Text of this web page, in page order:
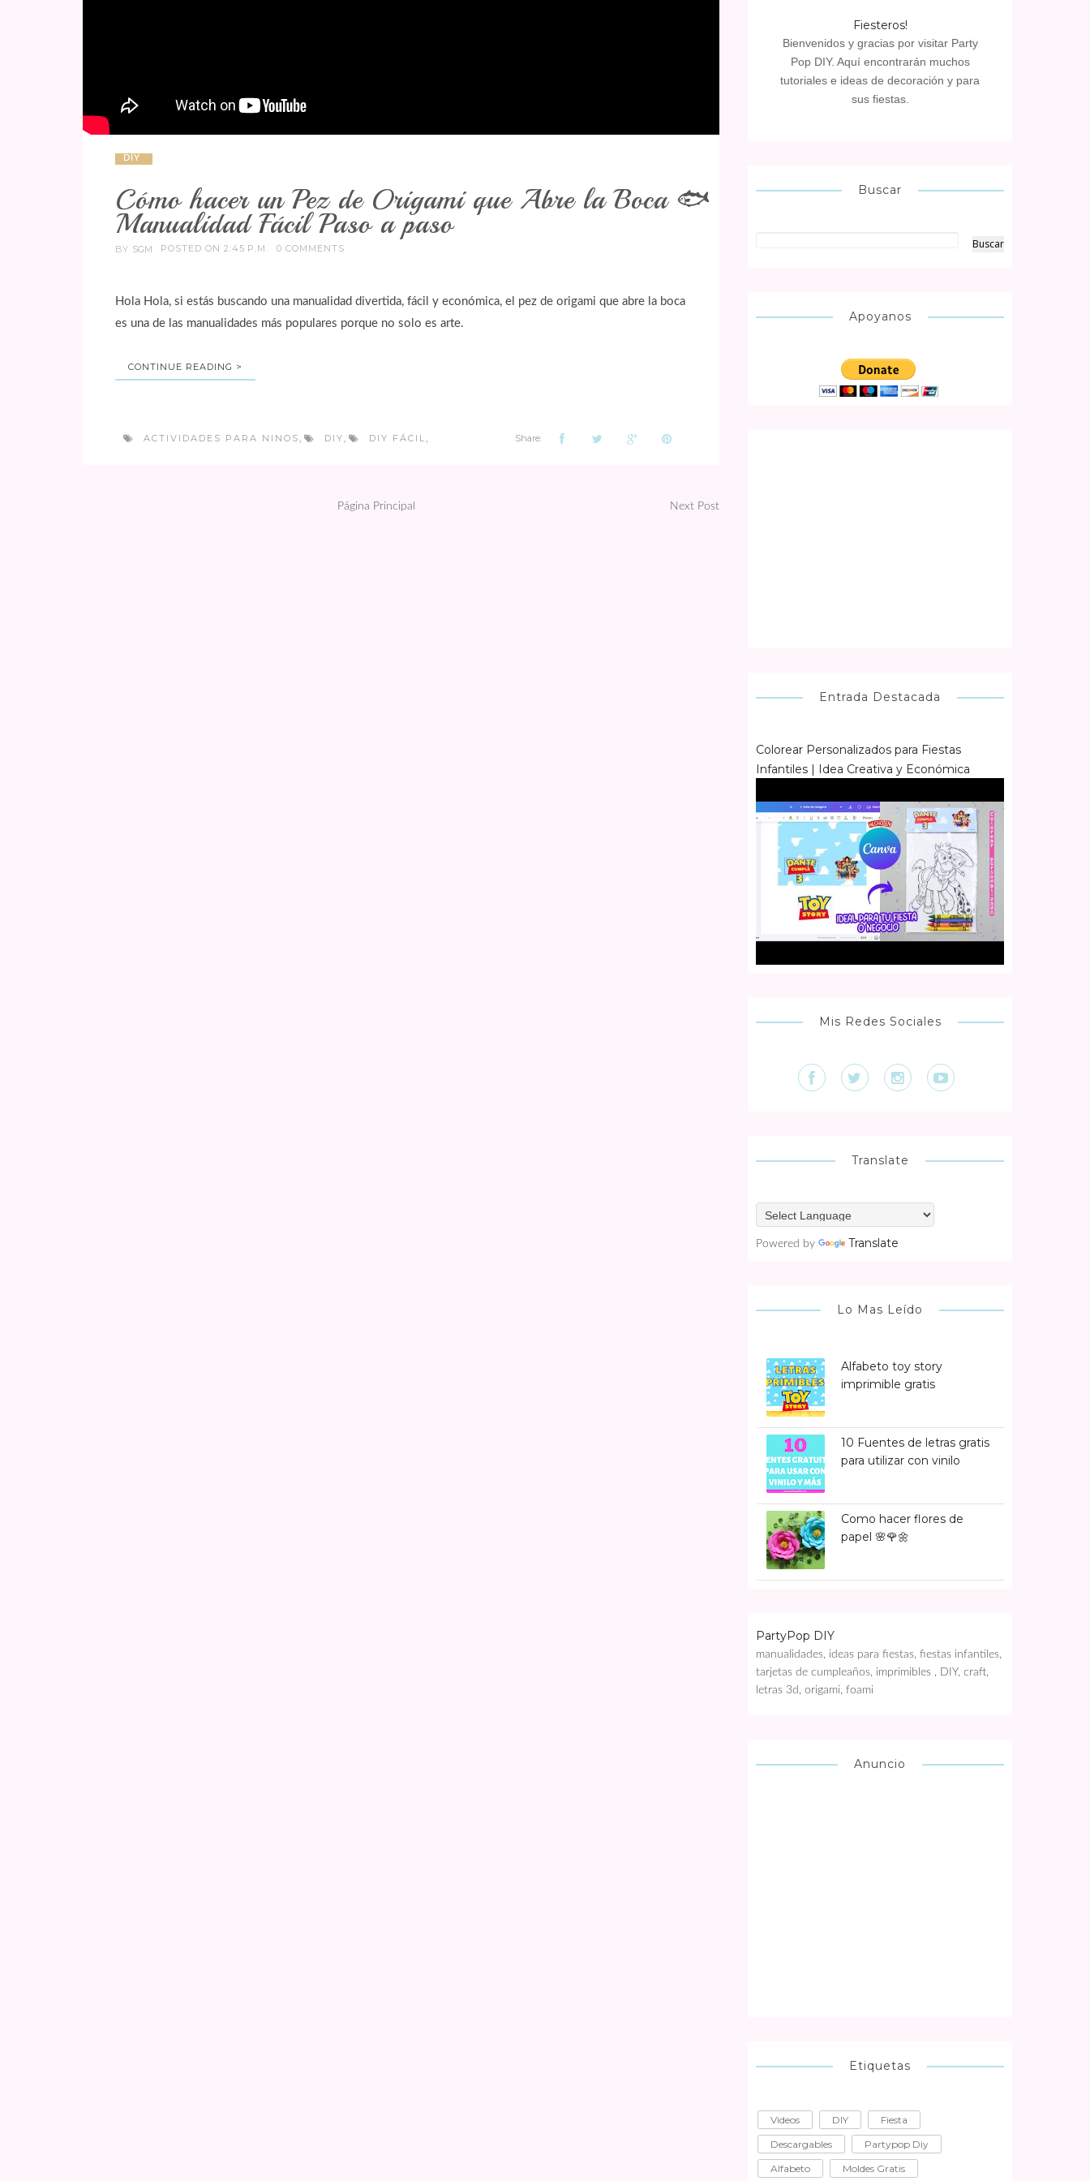
DIY
Cómo hacer un Pez de Origami que Abre la Boca 🐟
Manualidad Fácil Paso a paso
BY SGM POSTED ON 2:45 P.M. 0 COMMENTS
Hola Hola, si estás buscando una manualidad divertida, fácil y económica, el pez de origami que abre la boca
es una de las manualidades más populares porque no solo es arte.
CONTINUE READING >
ACTIVIDADES PARA NINOS, DIY, DIY FÁCIL, Share:
Página Principal Next Post
Fiesteros!
Bienvenidos y gracias por visitar Party
Pop DIY. Aquí encontrarán muchos
tutoriales e ideas de decoración y para
sus fiestas.
Buscar
Apoyanos
Entrada Destacada
Colorear Personalizados para Fiestas
Infantiles | Idea Creativa y Económica
Mis Redes Sociales
Translate
Powered by Translate
Lo Mas Leído
Alfabeto toy story
imprimible gratis
10 Fuentes de letras gratis
para utilizar con vinilo
Como hacer flores de
papel 🌸🌹🌼
PartyPop DIY
manualidades, ideas para fiestas, fiestas infantiles,
tarjetas de cumpleaños, imprimibles , DIY, craft,
letras 3d, origami, foami
Anuncio
Etiquetas
Videos DIY
Fiesta
Descargables
Partypop Diy
Alfabeto
Moldes Gratis